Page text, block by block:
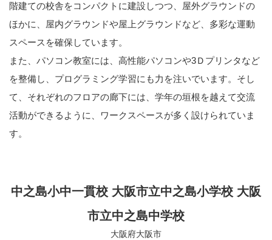
階建ての校舎をコンパクトに建設しつつ、屋外グラウンドの
ほかに、屋内グラウンドや屋上グラウンドなど、多彩な運動
スペースを確保しています。
また、パソコン教室には、高性能パソコンや3Ｄプリンタなど
を整備し、プログラミング学習にも力を注いでいます。そし
て、それぞれのフロアの廊下には、学年の垣根を越えて交流
活動ができるように、ワークスペースが多く設けられていま
す。
中之島小中一貫校 大阪市立中之島小学校 大阪
市立中之島中学校
大阪府大阪市